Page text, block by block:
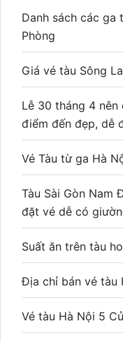
Danh sách các ga
Phòng
Giá vé tàu Sông
Lễ 30 tháng 4 nên
điểm đến đẹp, dễ
Vé Tàu từ ga Hà
Tàu Sài Gòn Nam
đặt vé dễ có
Suất ăn trên tàu
Địa chỉ bán vé tàu
Vé tàu Hà Nội 5